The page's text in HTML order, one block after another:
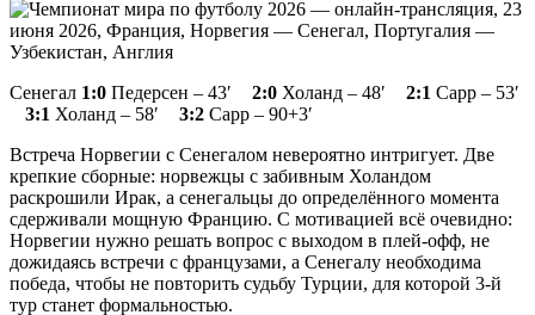
Сенегал 1:0 Педерсен – 43′ 2:0 Холанд – 48′ 2:1 Сарр – 53′
3:1 Холанд – 58′ 3:2 Сарр – 90+3′
Встреча Норвегии с Сенегалом невероятно интригует. Две
крепкие сборные: норвежцы с забивным Холандом
раскрошили Ирак, а сенегальцы до определённого момента
сдерживали мощную Францию. С мотивацией всё очевидно:
Норвегии нужно решать вопрос с выходом в плей-офф, не
дожидаясь встречи с французами, а Сенегалу необходима
победа, чтобы не повторить судьбу Турции, для которой 3-й
тур станет формальностью.